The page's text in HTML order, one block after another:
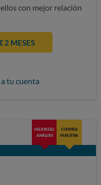
con mejor relación
2 MESES
a tu cuenta
MEJOR DEL
ANÁLISIS
COMPRA
MAESTRA